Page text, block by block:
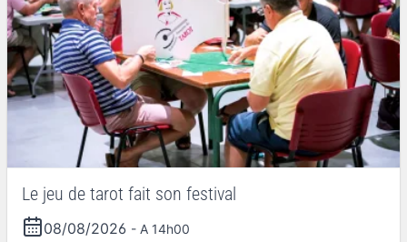
Le jeu de tarot fait son festival
08/08/2026 - A 14h00